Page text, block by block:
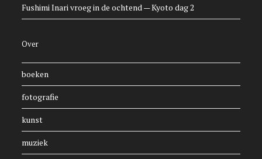
Fushimi Inari vroeg in de ochtend — Kyoto dag 2
Over
boeken
fotografie
kunst
muziek